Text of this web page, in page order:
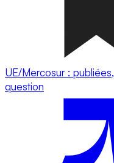
UE/Mercosur :
question